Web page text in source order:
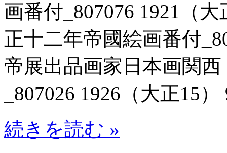
画番付_807076 1921（
正十二年帝國絵画番付
帝展出品画家日本画関
_807026 1926（大正15）
続きを読む »